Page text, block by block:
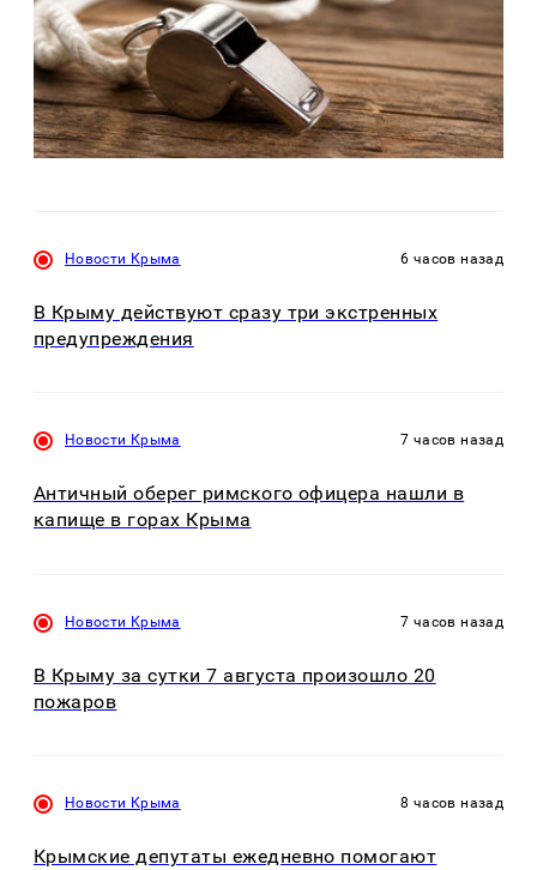
Новости Крыма 6 часов назад
В Крыму действуют сразу три экстренных
предупреждения
Новости Крыма 7 часов назад
Античный оберег римского офицера нашли в
капище в горах Крыма
Новости Крыма 7 часов назад
В Крыму за сутки 7 августа произошло 20
пожаров
Новости Крыма 8 часов назад
Крымские депутаты ежедневно помогают